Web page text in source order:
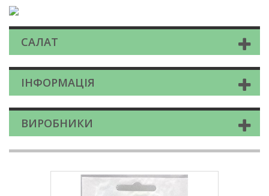
САЛАТ
ІНФОРМАЦІЯ
ВИРОБНИКИ